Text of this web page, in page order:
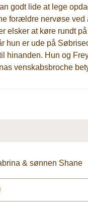
godt lide at lege
forældre nervøse
elsker at køre rundt
hun er ude på
hinanden. Hun og
venskabsbroche
& sønnen Shane